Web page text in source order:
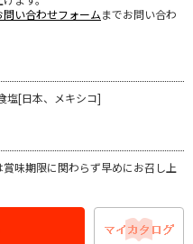
問い合わせフォームまでお問い合わ
塩[日本、メキシコ]
味期限に関わらず早めにお召し上